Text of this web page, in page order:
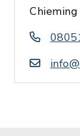
Chieming